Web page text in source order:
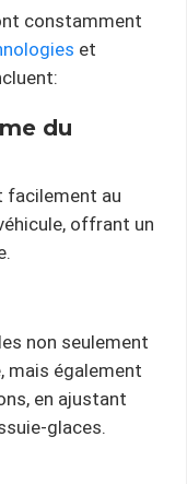
constamment
et
du
facilement au
offrant un
non seulement
mais également
en ajustant
glaces.